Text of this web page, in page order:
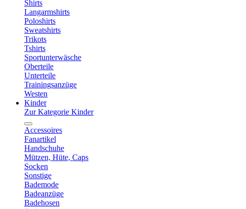
Shirts
Langarmshirts
Poloshirts
Sweatshirts
Trikots
Tshirts
Sportunterwäsche
Oberteile
Unterteile
Trainingsanzüge
Westen
Kinder
Zur Kategorie Kinder
Accessoires
Fanartikel
Handschuhe
Mützen, Hüte, Caps
Socken
Sonstige
Bademode
Badeanzüge
Badehosen